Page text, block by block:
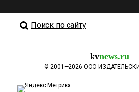
Поиск по сайту
kvnews.ru
© 2001—2026 ООО